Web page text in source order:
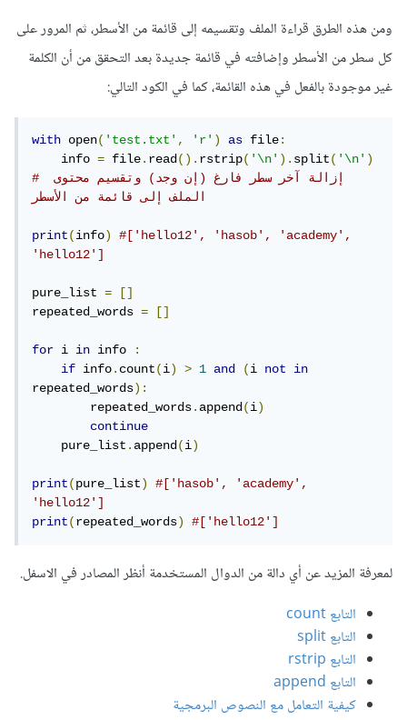
ومن هذه الطرق قراءة الملف وتقسيمه إلى قائمة من الأسطر، ثم المرور على
كل سطر من الأسطر وإضافته في قائمة جديدة بعد التحقق من أن الكلمة
غير موجودة بالفعل في هذه القائمة، كما في الكود التالي:
with open('test.txt', 'r') as file:
    info
= file.read().rstrip('\n').split('\n')
# إزالة آخر سطر فارغ (إن وجد) وتقسيم محتوى
الملف إلى قائمة من الأسطر
print(info)
#['hello12', 'hasob', 'academy',
'hello12']
pure_list =
[]
repeated_words = []
for i in info :
if info.count(i) > 1 and (i not
in
repeated_words):
        repeated_words
.append(i)
continue
    pure_list
.append(i)
print(pure_list)
#['hasob', 'academy',
'hello12']
print(repeated_words) #['hello12']
لمعرفة المزيد عن أي دالة من الدوال المستخدمة أنظر المصادر في الاسفل.
التابع count
التابع split
التابع rstrip
التابع append
كيفية التعامل مع النصوص البرمجية